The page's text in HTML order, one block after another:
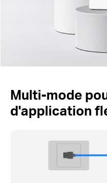
Multi-mode
d'application